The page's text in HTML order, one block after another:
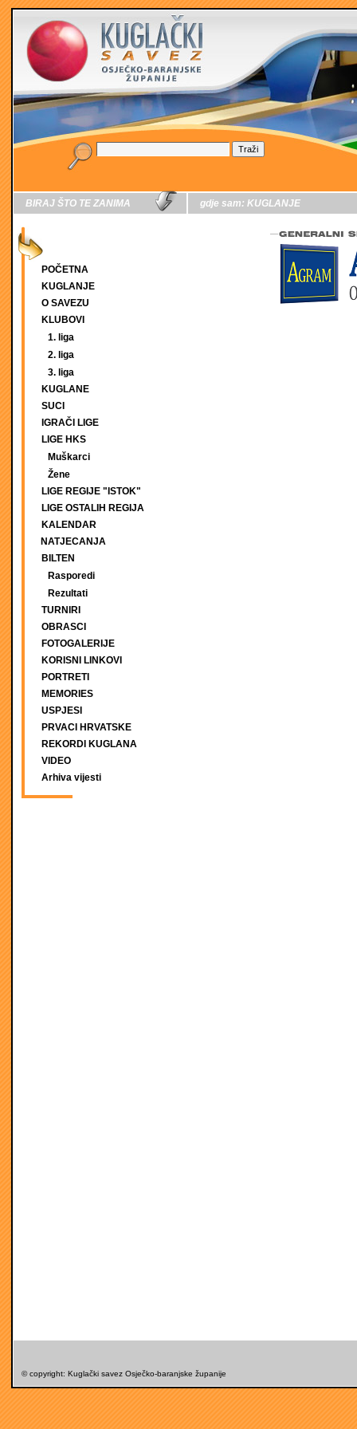
BIRAJ ŠTO TE ZANIMA
POČETNA
KUGLANJE
O SAVEZU
KLUBOVI
1. liga
2. liga
3. liga
KUGLANE
SUCI
IGRAČI LIGE
LIGE HKS
Muškarci
Žene
LIGE REGIJE "ISTOK"
LIGE OSTALIH REGIJA
KALENDAR
NATJECANJA
BILTEN
Rasporedi
Rezultati
TURNIRI
OBRASCI
FOTOGALERIJE
KORISNI LINKOVI
PORTRETI
MEMORIES
USPJESI
PRVACI HRVATSKE
REKORDI KUGLANA
VIDEO
Arhiva vijesti
gdje sam: KUGLANJE
© copyright: Kuglački savez Osječko-baranjske županije